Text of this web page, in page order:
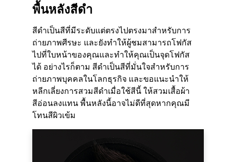
พื้นหลังสีดำ
สีดำเป็นสีที่มีระดับแต่ตรงไปตรงมาสำหรับการ
ถ่ายภาพศีรษะ และยังทำให้ผู้ชมสามารถโฟกัส
ไปที่ใบหน้าของคุณและทำให้คุณเป็นจุดโฟกัส
ได้ อย่างไรก็ตาม สีดำเป็นสีที่มั่นใจสำหรับการ
ถ่ายภาพบุคคลในโลกธุรกิจ และขอแนะนำให้
หลีกเลี่ยงการสวมสีดำเมื่อใช้สีนี้ ให้สวมเสื้อผ้า
สีอ่อนลงแทน พื้นหลังนี้อาจไม่ดีที่สุดหากคุณมี
โทนสีผิวเข้ม